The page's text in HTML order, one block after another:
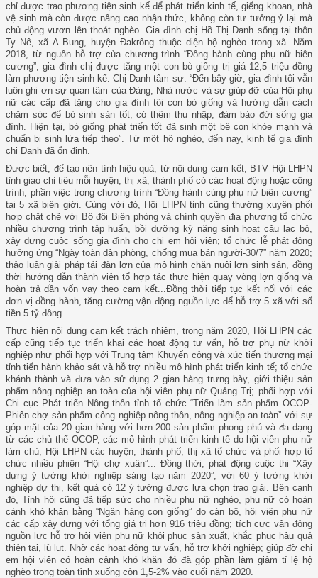
chỉ được trao phương tiện sinh kế để phát triển kinh tế, giếng khoan, nhà
vệ sinh mà còn được nâng cao nhận thức, không còn tư tưởng ỷ lại mà
chủ động vươn lên thoát nghèo. Gia đình chị Hồ Thị Danh sống tại thôn
Ty Nê, xã A Bung, huyện Đakrông thuộc diện hộ nghèo trong xã. Năm
2018, từ nguồn hỗ trợ của chương trình “Đồng hành cùng phụ nữ biên
cương”, gia đình chị được tặng một con bò giống trị giá 12,5 triệu đồng
làm phương tiện sinh kế. Chị Danh tâm sự: “Đến bây giờ, gia đình tôi vẫn
luôn ghi ơn sự quan tâm của Đảng, Nhà nước và sự giúp đỡ của Hội phụ
nữ các cấp đã tặng cho gia đình tôi con bò giống và hướng dẫn cách
chăm sóc để bò sinh sản tốt, có thêm thu nhập, đảm bảo đời sống gia
đình. Hiện tại, bò giống phát triển tốt đã sinh một bê con khỏe mạnh và
chuẩn bị sinh lứa tiếp theo”. Từ một hộ nghèo, đến nay, kinh tế gia đình
chị Danh đã ổn định.
Được biết, để tạo nên tính hiệu quả, từ nội dung cam kết, BTV Hội LHPN
tỉnh giao chỉ tiêu mỗi huyện, thị xã, thành phố có các hoạt động hoặc công
trình, phần việc trong chương trình “Đồng hành cùng phụ nữ biên cương”
tại 5 xã biên giới. Cùng với đó, Hội LHPN tỉnh cũng thường xuyên phối
hợp chặt chẽ với Bộ đội Biên phòng và chính quyền địa phương tổ chức
nhiều chương trình tập huấn, bồi dưỡng kỹ năng sinh hoạt câu lạc bộ,
xây dựng cuộc sống gia đình cho chị em hội viên; tổ chức lễ phát động
hưởng ứng “Ngày toàn dân phòng, chống mua bán người-30/7” năm 2020;
thảo luận giải pháp tái đàn lợn của mô hình chăn nuôi lợn sinh sản, đồng
thời hướng dẫn thành viên tổ hợp tác thực hiện quay vòng lợn giống và
hoàn trả dần vốn vay theo cam kết...Đồng thời tiếp tục kết nối với các
đơn vị đồng hành, tăng cường vận động nguồn lực để hỗ trợ 5 xã với số
tiền 5 tỷ đồng.
Thực hiện nội dung cam kết trách nhiệm, trong năm 2020, Hội LHPN các
cấp cũng tiếp tục triển khai các hoạt động tư vấn, hỗ trợ phụ nữ khởi
nghiệp như phối hợp với Trung tâm Khuyến công và xúc tiến thương mại
tỉnh tiến hành khảo sát và hỗ trợ nhiều mô hình phát triển kinh tế; tổ chức
khánh thành và đưa vào sử dụng 2 gian hàng trưng bày, giới thiệu sản
phẩm nông nghiệp an toàn của hội viên phụ nữ Quảng Trị; phối hợp với
Chi cục Phát triển Nông thôn tỉnh tổ chức “Triển lãm sản phẩm OCOP-
Phiên chợ sản phẩm công nghiệp nông thôn, nông nghiệp an toàn” với sự
góp mặt của 20 gian hàng với hơn 200 sản phẩm phong phú và đa dạng
từ các chủ thể OCOP, các mô hình phát triển kinh tế do hội viên phụ nữ
làm chủ; Hội LHPN các huyện, thành phố, thị xã tổ chức và phối hợp tổ
chức nhiều phiên “Hội chợ xuân”... Đồng thời, phát động cuộc thi “Xây
dựng ý tưởng khởi nghiệp sáng tạo năm 2020”, với 60 ý tưởng khởi
nghiệp dự thi, kết quả có 12 ý tưởng được lựa chọn trao giải. Bên cạnh
đó, Tỉnh hội cũng đã tiếp sức cho nhiều phụ nữ nghèo, phụ nữ có hoàn
cảnh khó khăn bằng “Ngân hàng con giống” do cán bộ, hội viên phụ nữ
các cấp xây dựng với tổng giá trị hơn 916 triệu đồng; tích cực vận động
nguồn lực hỗ trợ hội viên phụ nữ khôi phục sản xuất, khắc phục hậu quả
thiên tai, lũ lụt. Nhờ các hoạt động tư vấn, hỗ trợ khởi nghiệp; giúp đỡ chị
em hội viên có hoàn cảnh khó khăn đó đã góp phần làm giảm tỉ lệ hộ
nghèo trong toàn tỉnh xuống còn 1,5-2% vào cuối năm 2020.